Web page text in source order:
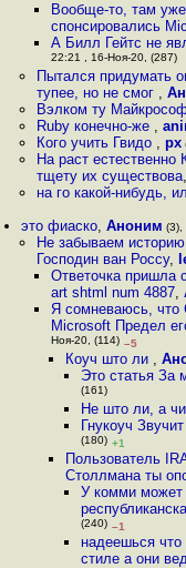
Вообще-то, там
спонсировались
А Билл Гейтс не
22:21 , 16-Ноя-20, (287)
Пытался придумать
тyпeе, но не смог ,
Вэлком ту
Ruby конечно-же ,
Кого учить Гвидо , px
На раст
тщету их существова,
на го какой-нибудь,
это фиаско,Аноним (3),
Не забываем
Господин ван Россу,
Ответочка пришла
art shtml num 4887,
Я сомневаюсь, что
Microsoft Предел
Ноя-20, (114) –5
Коуч што ли ,
Это статья За
(161)
Не што ли, а
Гнукоуч Звучит
(180) +1
Пользователь
Столлмана ты
У комми может
(240) –1
надеешься
стиле а они